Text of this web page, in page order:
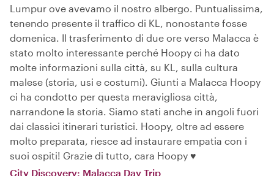
Lumpur ove avevamo il nostro albergo. Puntualissima,
tenendo presente il traffico di KL, nonostante fosse
domenica. Il trasferimento di due ore verso Malacca è
stato molto interessante perché Hoopy ci ha dato
molte informazioni sulla città, su KL, sulla cultura
malese (storia, usi e costumi). Giunti a Malacca Hoopy
ci ha condotto per questa meravigliosa città,
narrandone la storia. Siamo stati anche in angoli fuori
dai classici itinerari turistici. Hoopy, oltre ad essere
molto preparata, riesce ad instaurare empatia con i
suoi ospiti! Grazie di tutto, cara Hoopy ♥️
City Discovery: Malacca Day Trip